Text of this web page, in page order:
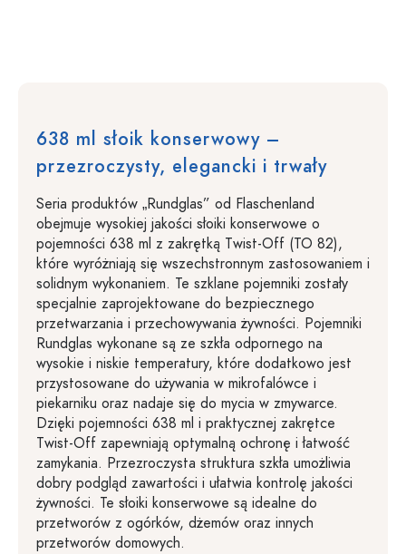
638 ml słoik konserwowy –
przezroczysty, elegancki i trwały
Seria produktów „Rundglas” od Flaschenland
obejmuje wysokiej jakości słoiki konserwowe o
pojemności 638 ml z zakrętką Twist-Off (TO 82),
które wyróżniają się wszechstronnym zastosowaniem i
solidnym wykonaniem. Te szklane pojemniki zostały
specjalnie zaprojektowane do bezpiecznego
przetwarzania i przechowywania żywności. Pojemniki
Rundglas wykonane są ze szkła odpornego na
wysokie i niskie temperatury, które dodatkowo jest
przystosowane do używania w mikrofalówce i
piekarniku oraz nadaje się do mycia w zmywarce.
Dzięki pojemności 638 ml i praktycznej zakrętce
Twist-Off zapewniają optymalną ochronę i łatwość
zamykania. Przezroczysta struktura szkła umożliwia
dobry podgląd zawartości i ułatwia kontrolę jakości
żywności. Te słoiki konserwowe są idealne do
przetworów z ogórków, dżemów oraz innych
przetworów domowych.